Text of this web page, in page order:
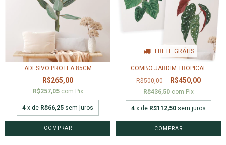
ADESIVO PROTEA 85CM
R$265,00
R$257,05 com Pix
4 x de R$66,25 sem juros
FRETE GRÁTIS
COMBO JARDIM TROPICAL
R$500,00
R$450,00
R$436,50 com Pix
4 x de R$112,50 sem juros